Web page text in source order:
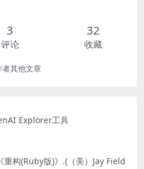
3
评论
32
收藏
者其他文章
Explorer工具
重构(Ruby版)》.(（美）Jay Field